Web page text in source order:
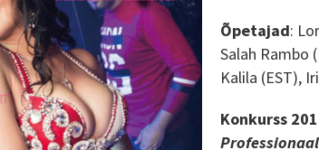
Õpetajad:
Salah Rambo
Kalila (EST),
Konkurss